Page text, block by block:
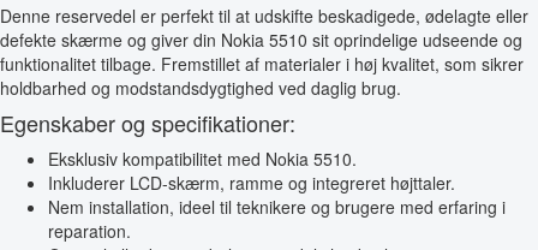
Denne reservedel er perfekt til at udskifte beskadigede, ødelagte eller
defekte skærme og giver din Nokia 5510 sit oprindelige udseende og
funktionalitet tilbage. Fremstillet af materialer i høj kvalitet, som sikrer
holdbarhed og modstandsdygtighed ved daglig brug.
Egenskaber og specifikationer:
Eksklusiv kompatibilitet med Nokia 5510.
Inkluderer LCD-skærm, ramme og integreret højttaler.
Nem installation, ideel til teknikere og brugere med erfaring i
reparation.